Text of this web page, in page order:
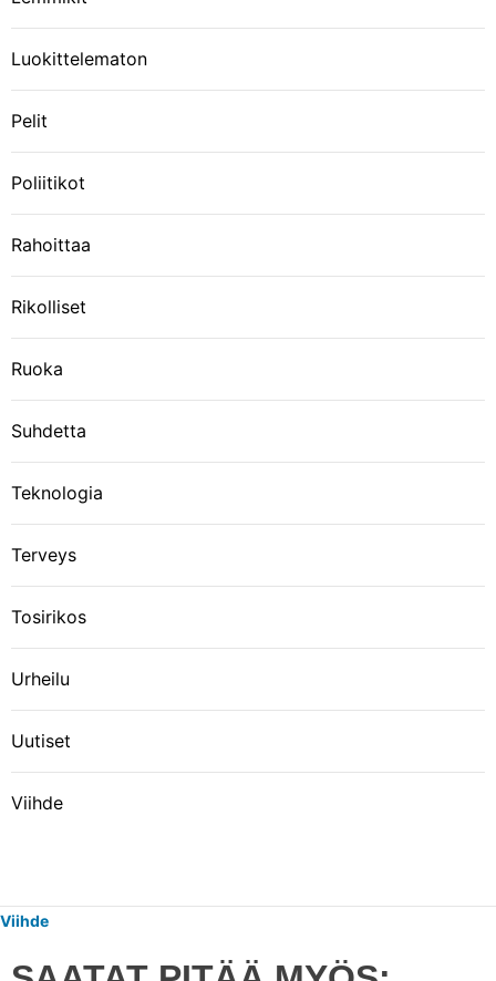
Luokittelematon
Pelit
Poliitikot
Rahoittaa
Rikolliset
Ruoka
Suhdetta
Teknologia
Terveys
Tosirikos
Urheilu
Uutiset
Viihde
Viihde